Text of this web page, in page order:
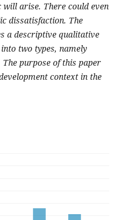
arise. There could even
dissatisfaction. The
a descriptive qualitative
two types, namely
purpose of this paper
context in the